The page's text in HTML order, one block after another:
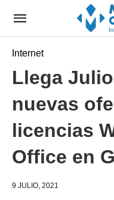
Internet
Llega
nuevas
licencias
Office en
9 JULIO, 2021